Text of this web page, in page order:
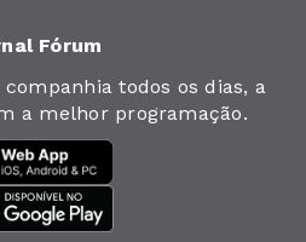
Fórum
todos os dias, a
a melhor programação.